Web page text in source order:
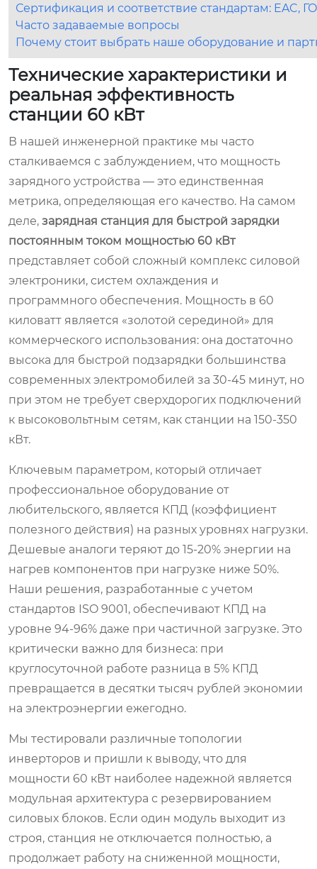
Сертификация и соответствие стандартам: EAC,
Часто задаваемые вопросы
Почему стоит выбрать наше оборудование и
Технические характеристики и
реальная эффективность
станции 60 кВт
В нашей инженерной практике мы часто
сталкиваемся с заблуждением, что мощность
зарядного устройства — это единственная
метрика, определяющая его качество. На самом
деле, зарядная станция для быстрой зарядки
постоянным током мощностью 60 кВт
представляет собой сложный комплекс силовой
электроники, систем охлаждения и
программного обеспечения. Мощность в 60
киловатт является «золотой серединой» для
коммерческого использования: она достаточно
высока для быстрой подзарядки большинства
современных электромобилей за 30-45 минут, но
при этом не требует сверхдорогих подключений
к высоковольтным сетям, как станции на 150-350
кВт.
Ключевым параметром, который отличает
профессиональное оборудование от
любительского, является КПД (коэффициент
полезного действия) на разных уровнях нагрузки.
Дешевые аналоги теряют до 15-20% энергии на
нагрев компонентов при нагрузке ниже 50%.
Наши решения, разработанные с учетом
стандартов ISO 9001, обеспечивают КПД на
уровне 94-96% даже при частичной загрузке. Это
критически важно для бизнеса: при
круглосуточной работе разница в 5% КПД
превращается в десятки тысяч рублей экономии
на электроэнергии ежегодно.
Мы тестировали различные топологии
инверторов и пришли к выводу, что для
мощности 60 кВт наиболее надежной является
модульная архитектура с резервированием
силовых блоков. Если один модуль выходит из
строя, станция не отключается полностью, а
продолжает работу на сниженной мощности,